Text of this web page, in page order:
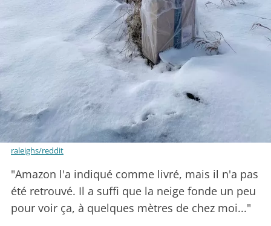
raleighs/reddit
"Amazon l'a indiqué comme livré, mais il n'a pas
été retrouvé. Il a suffi que la neige fonde un peu
pour voir ça, à quelques mètres de chez moi..."